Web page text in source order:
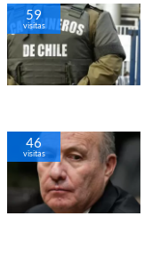
59
visitas
46
visitas